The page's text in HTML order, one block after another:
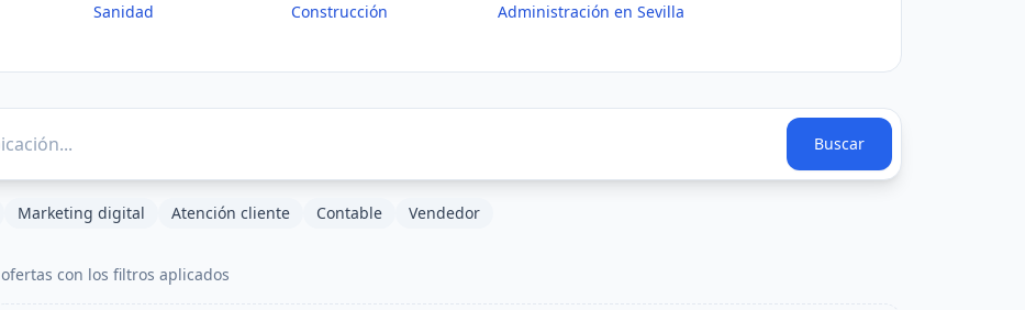
Sanidad
Construcción
Administración en Sevilla
Buscar
Marketing digital Atención cliente Contable Vendedor
ofertas con los filtros aplicados